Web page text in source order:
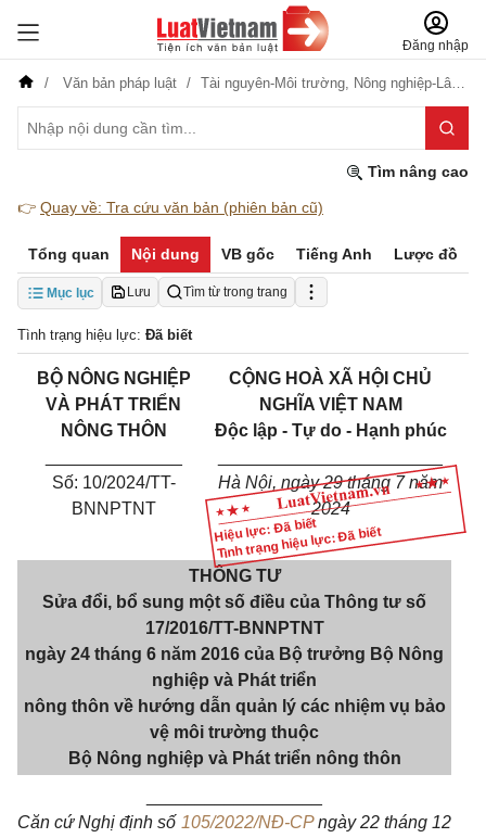
Đăng nhập
Văn bản pháp luật Tài nguyên-Môi trường, Nông nghiệp-Lâm nghiệp
Tìm nâng cao
👉 Quay về: Tra cứu văn bản (phiên bản cũ)
Tổng quan Nội dung VB gốc Tiếng Anh Lược đồ
Mục lục Lưu Tìm từ trong trang
Tình trạng hiệu lực: Đã biết
Hiệu lực: Đã biết
Tình trạng hiệu lực: Đã biết
BỘ NÔNG NGHIỆP
VÀ PHÁT TRIỂN
NÔNG THÔN
Số: 10/2024/TT-
BNNPTNT
CỘNG HOÀ XÃ HỘI CHỦ
NGHĨA VIỆT NAM
Độc lập - Tự do - Hạnh phúc
Hà Nội, ngày 29 tháng 7 năm
2024
THÔNG TƯ
Sửa đổi, bổ sung một số điều của Thông tư số
17/2016/TT-BNNPTNT
ngày 24 tháng 6 năm 2016 của Bộ trưởng Bộ Nông
nghiệp và Phát triển
nông thôn về hướng dẫn quản lý các nhiệm vụ bảo
vệ môi trường thuộc
Bộ Nông nghiệp và Phát triển nông thôn
Căn cứNghị định số 105/2022/NĐ-CPngày 22 tháng 12